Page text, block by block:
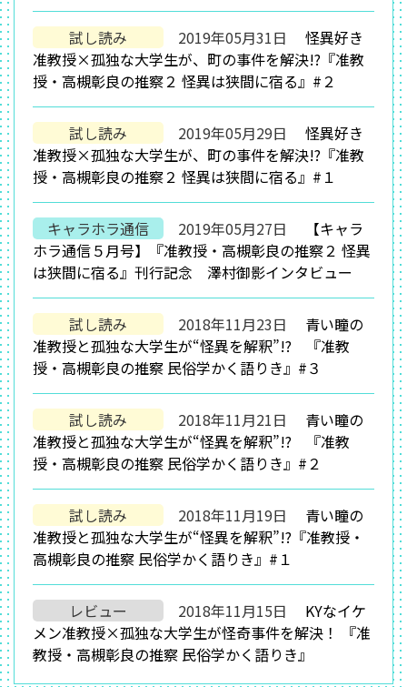
試し読み 2019年05月31日
怪異好き
准教授×孤独な大学生が、町の事件を解決!?『准教
授・高槻彰良の推察２ 怪異は狭間に宿る』#２
試し読み 2019年05月29日
怪異好き
准教授×孤独な大学生が、町の事件を解決!?『准教
授・高槻彰良の推察２ 怪異は狭間に宿る』#１
キャラホラ通信 2019年05月27日
【キャラ
ホラ通信５月号】『准教授・高槻彰良の推察２ 怪異
は狭間に宿る』刊行記念 澤村御影インタビュー
試し読み 2018年11月23日
青い瞳の
准教授と孤独な大学生が“怪異を解釈”!? 『准教
授・高槻彰良の推察 民俗学かく語りき』#３
試し読み 2018年11月21日
青い瞳の
准教授と孤独な大学生が“怪異を解釈”!? 『准教
授・高槻彰良の推察 民俗学かく語りき』#２
試し読み 2018年11月19日
青い瞳の
准教授と孤独な大学生が“怪異を解釈”!?『准教授・
高槻彰良の推察 民俗学かく語りき』#１
レビュー 2018年11月15日
KYなイケ
メン准教授×孤独な大学生が怪奇事件を解決！ 『准
教授・高槻彰良の推察 民俗学かく語りき』